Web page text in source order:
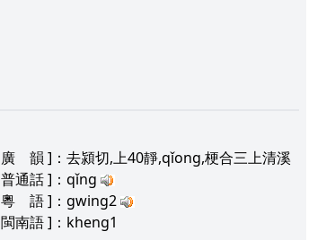
廣 韻 ]：去潁切,上40靜,qǐong,梗合三上清溪
普通話]：qǐng
粵 語]：gwing2
閩南語]：kheng1